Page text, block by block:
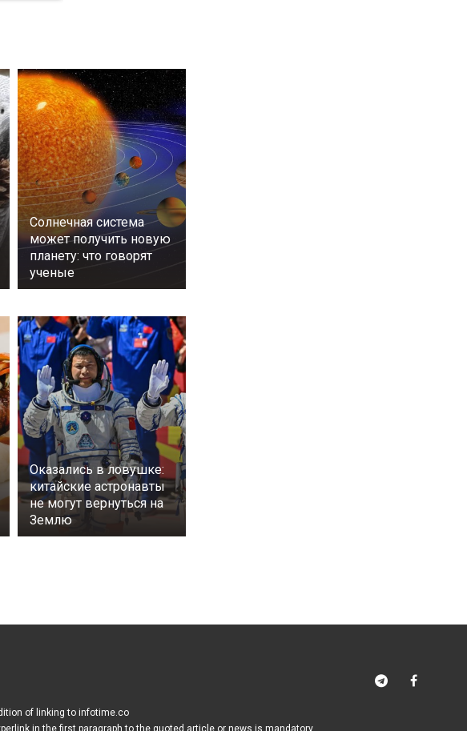
Солнечная система
может получить новую
планету: что говорят
ученые
Оказались в ловушке:
китайские астронавты
не могут вернуться на
Землю
of linking to infotime.co
in the first paragraph to the quoted article or news is mandatory.